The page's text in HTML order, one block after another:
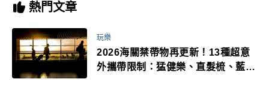
熱門文章
玩樂
2026海關禁帶物再更新！13種超意
外攜帶限制：猛健樂、直髮梳、藍牙